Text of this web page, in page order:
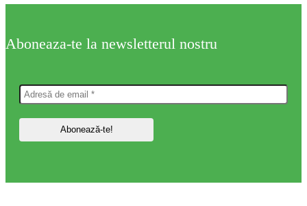
Aboneaza-te la newsletterul nostru